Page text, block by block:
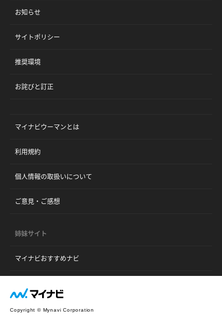
お知らせ
サイトポリシー
推奨環境
お詫びと訂正
マイナビウーマンとは
利用規約
個人情報の取扱いについて
ご意見・ご感想
姉妹サイト
マイナビおすすめナビ
Copyright © Mynavi Corporation